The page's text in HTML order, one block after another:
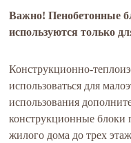
Важно! Пенобетонные
используются только
Конструкционно-
использоваться для
использования
конструкционные блоки
жилого дома до трех